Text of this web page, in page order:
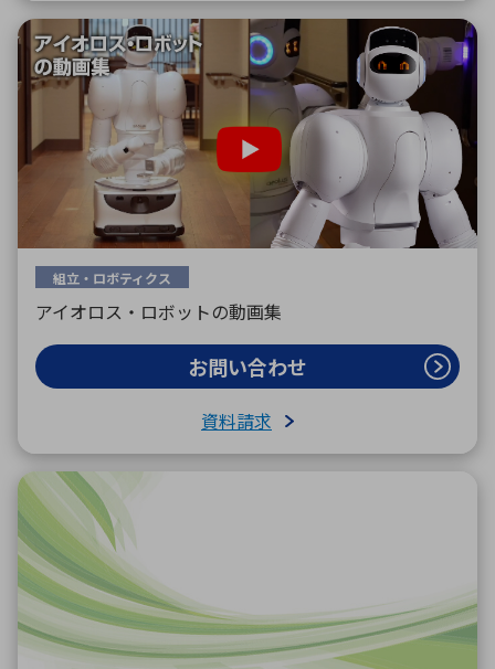
組立・ロボティクス
アイオロス・ロボットの動画集
お問い合わせ
資料請求